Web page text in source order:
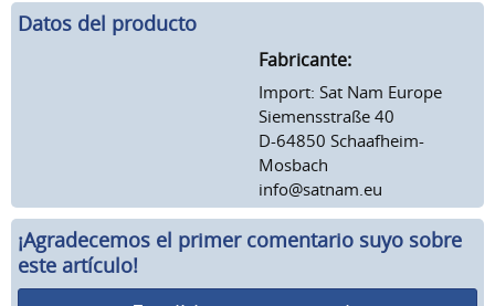
Datos del producto
Fabricante:
Import: Sat Nam Europe
Siemensstraße 40
D-64850 Schaafheim-
Mosbach
info@satnam.eu
¡Agradecemos el primer comentario suyo sobre
este artículo!